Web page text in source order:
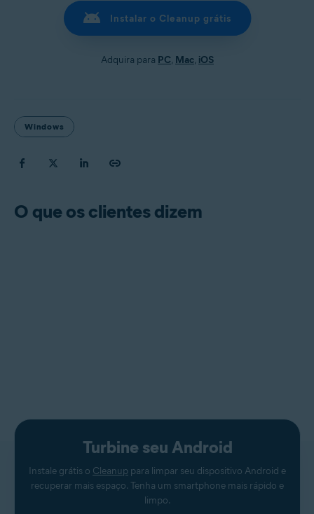
Instalar o Cleanup grátis
Adquira para PC, Mac, iOS
Windows
O que os clientes dizem
Turbine seu Android
Instale grátis o Cleanup para limpar seu dispositivo Android e
recuperar mais espaço. Tenha um smartphone mais rápido e
limpo.